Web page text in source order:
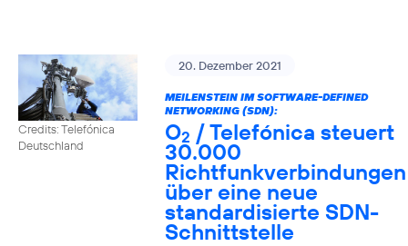
Credits: Telefónica
Deutschland
20. Dezember 2021
MEILENSTEIN IM SOFTWARE-DEFINED
NETWORKING (SDN):
O2 / Telefónica steuert
30.000
Richtfunkverbindungen
über eine neue
standardisierte SDN-
Schnittstelle